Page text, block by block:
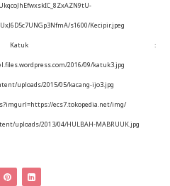
s1600/Kecipir.jpeg
:
2016/09/katuk3.jpg
uploads/2015/05/kacang-ijo3.jpg
ecs7.tokopedia.net/img/
uploads/2013/04/HULBAH-MABRUUK.jpg